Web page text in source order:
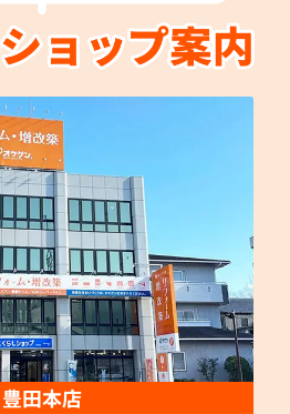
豊田本店